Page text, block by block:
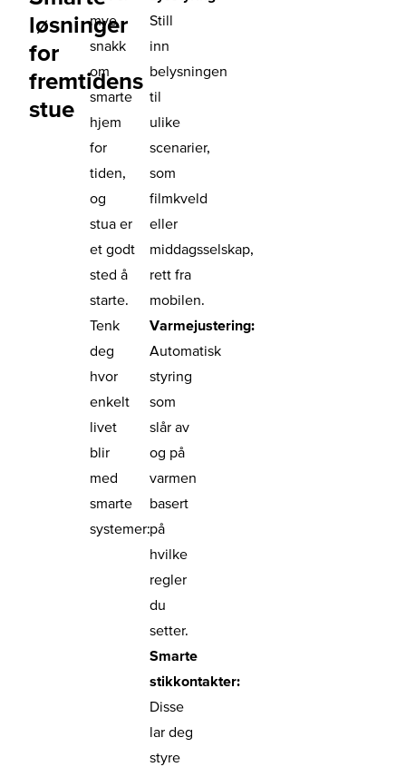
løsninger
for
fremtidens
stue
mye
snakk
om
smarte
hjem
for
tiden,
og
stua er
et godt
sted å
starte.
Tenk
deg
hvor
enkelt
livet
blir
med
smarte
systemer:
Still
inn
belysningen
til
ulike
scenarier,
som
filmkveld
eller
middagsselskap,
rett fra
mobilen.
Varmejustering:
Automatisk
styring
som
slår av
og på
varmen
basert
på
hvilke
regler
du
setter.
Smarte
stikkontakter:
Disse
lar deg
styre